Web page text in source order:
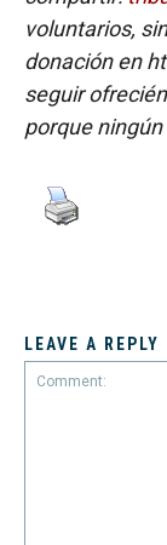
voluntarios,
donación en
seguir
porque
LEAVE A REPLY